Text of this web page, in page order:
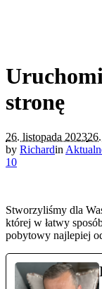
stronę
26. listopada 2023
by Richardin
10
Stworzyliśmy dla
której w łatwy
pobytowy najlepiej